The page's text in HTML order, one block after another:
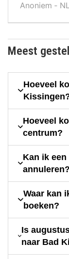
Anoniem ‐
Meest
Hoeveel
Hoeveel
centrum?
Kan ik
annuleren?
Waar kan
boeken?
Is
naar Bad